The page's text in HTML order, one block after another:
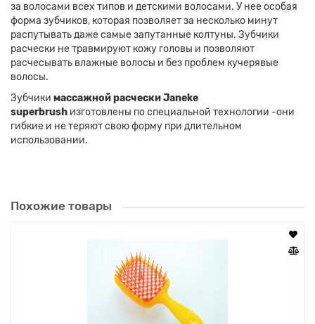
за волосами всех типов и детскими волосами. У нее особая
форма зубчиков, которая позволяет за несколько минут
распутывать даже самые запутанные колтуны. Зубчики
расчески не травмируют кожу головы и позволяют
расчесывать влажные волосы и без проблем кучерявые
волосы.
Зубчики массажной расчески Janeke
superbrush изготовлены по специальной технологии -они
гибкие и не теряют свою форму при длительном
использовании.
Похожие товары